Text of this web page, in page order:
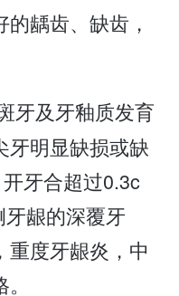
龋齿、缺齿，
牙及牙釉质发育
牙明显缺损或缺
牙合超过0.3c
龈的深覆牙
重度牙龈炎，中